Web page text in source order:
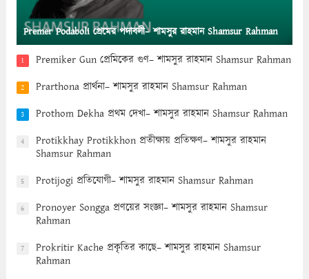
Premer Podaboli প্রেমের পদাবলী– শামসুর রাহমান Shamsur Rahman
1 Premiker Gun প্রেমিকের গুণ– শামসুর রাহমান Shamsur Rahman
2 Prarthona প্রার্থনা– শামসুর রাহমান Shamsur Rahman
3 Prothom Dekha প্রথম দেখা– শামসুর রাহমান Shamsur Rahman
4
Protikkhay Protikkhon প্রতীক্ষায় প্রতিক্ষণ– শামসুর রাহমান
Shamsur Rahman
5 Protijogi প্রতিযোগী– শামসুর রাহমান Shamsur Rahman
6
Pronoyer Songga প্রণয়ের সংজ্ঞা– শামসুর রাহমান Shamsur
Rahman
7
Prokritir Kache প্রকৃতির কাছে– শামসুর রাহমান Shamsur
Rahman